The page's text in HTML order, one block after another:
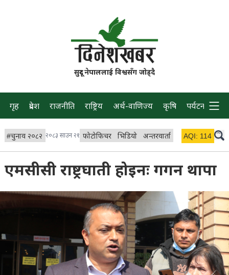
सुदूर नेपाललाई विश्वसँग जोड्दै
गृह प्रदेश राजनीति राष्ट्रिय अर्थ-वाणिज्य कृषि पर्यटन प्रवास
#चुनाव २०८२ २०८३ साउन २१ फोटोफिचर भिडियो अन्तरवार्ता विचार/ब्लग
AQI: 114
एमसीसी राष्ट्रघाती होइनः गगन थापा